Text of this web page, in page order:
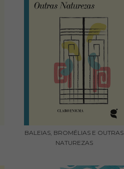
BALEIAS, BROMÉLIAS E OUTRAS
NATUREZAS